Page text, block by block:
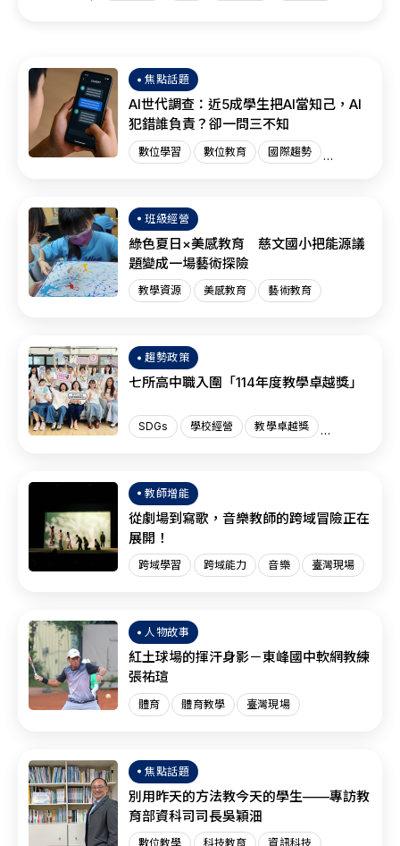
焦點話題
AI世代調查：近5成學生把AI當知己，AI
犯錯誰負責？卻一問三不知
數位學習 數位教育 國際趨勢
班級經營
綠色夏日×美感教育 慈文國小把能源議
題變成一場藝術探險
教學資源 美感教育 藝術教育
趨勢政策
七所高中職入圍「114年度教學卓越獎」
SDGs 學校經營 教學卓越獎
教師增能
從劇場到寫歌，音樂教師的跨域冒險正在
展開！
跨域學習 跨域能力 音樂 臺灣現場
人物故事
紅土球場的揮汗身影－東峰國中軟網教練
張祐瑄
體育 體育教學 臺灣現場
焦點話題
別用昨天的方法教今天的學生——專訪教
育部資科司司長吳穎沺
數位教學 科技教育 資訊科技